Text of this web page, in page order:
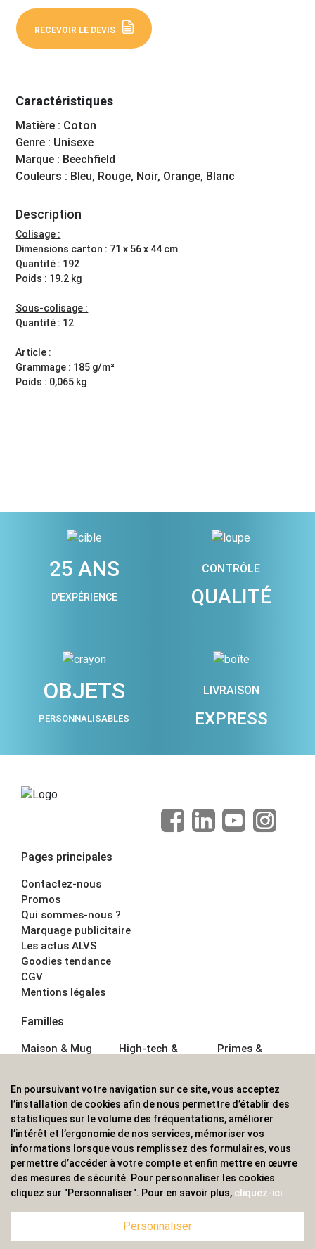
RECEVOIR LE DEVIS
Caractéristiques
Matière : Coton
Genre : Unisexe
Marque : Beechfield
Couleurs : Bleu, Rouge, Noir, Orange, Blanc
Description
Colisage :
Dimensions carton : 71 x 56 x 44 cm
Quantité : 192
Poids : 19.2 kg
Sous-colisage :
Quantité : 12
Article :
Grammage : 185 g/m²
Poids : 0,065 kg
25 ANS
D'EXPÉRIENCE
CONTRÔLE
QUALITÉ
OBJETS
PERSONNALISABLES
LIVRAISON
EXPRESS
Pages principales
Contactez-nous
Promos
Qui sommes-nous ?
Marquage publicitaire
Les actus ALVS
Goodies tendance
CGV
Mentions légales
Familles
Maison & Mug
Écriture
Bagagerie sacs
High-tech &
Sport &
Outdoor
Enfant
Primes &
Boisson
Textile &
Casquette
Accessoires de
bureau
ALVS, fournisseur d'objets publicitaires, pour les
professionnels. Une implantation nationale, une
couverture internationale.
En poursuivant votre navigation sur ce site, vous acceptez
l’installation de cookies afin de nous permettre d’établir des
statistiques sur le volume des fréquentations, améliorer
l’intérêt et l’ergonomie de nos services, mémoriser vos
informations lorsque vous remplissez des formulaires, vous
permettre d’accéder à votre compte et enfin mettre en œuvre
des mesures de sécurité. Pour personnaliser les cookies
cliquez sur "Personnaliser". Pour en savoir plus, cliquez-ici
Personnaliser